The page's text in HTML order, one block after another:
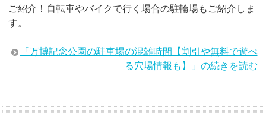
ご紹介！自転車やバイクで行く場合の駐輪場もご紹介しま
す。
「万博記念公園の駐車場の混雑時間【割引や無料で遊べ
る穴場情報も】」の続きを読む